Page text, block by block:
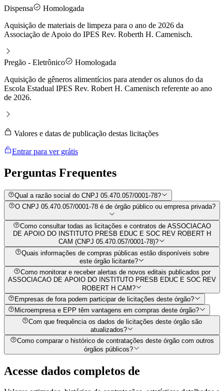
Dispensa
Homologada
Aquisição de materiais de limpeza para o ano de 2026 da
Associação de Apoio do IPES Rev. Roberth H. Camenisch.
Pregão - Eletrônico
Homologada
Aquisição de gêneros alimentícios para atender os alunos do da
Escola Estadual IPES Rev. Robert H. Camenisch referente ao ano
de 2026.
Valores e datas de publicação destas licitações
Entrar para ver grátis
Perguntas Frequentes
Qual a razão social do CNPJ 05.470.057/0001-78?
O CNPJ 05.470.057/0001-78 é de órgão público ou empresa privada?
Como consultar todas as licitações e contratos de ASSOCIACAO
DE APOIO DO INSTITUTO PRESB EDUC E SOC REV ROBERT H
CAM (CNPJ 05.470.057/0001-78)?
Quais informações de compras públicas estão disponíveis sobre
este órgão licitante?
Como monitorar e receber alertas de novos editais publicados por
ASSOCIACAO DE APOIO DO INSTITUTO PRESB EDUC E SOC REV
ROBERT H CAM?
Empresas de fora podem participar de licitações deste órgão?
Microempresa e EPP têm vantagens em compras deste órgão?
Com que frequência os dados de licitações deste órgão são
atualizados?
Como comparar o histórico de contratações deste órgão com outros
órgãos públicos?
Acesse dados completos de